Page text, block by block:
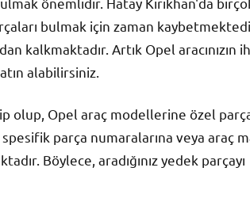
bulmak için zaman
kalkmaktadır. Artık Opel aracınızın
alabilirsiniz.
olup, Opel araç modellerine özel
parça numaralarına veya araç
Böylece, aradığınız yedek parçayı